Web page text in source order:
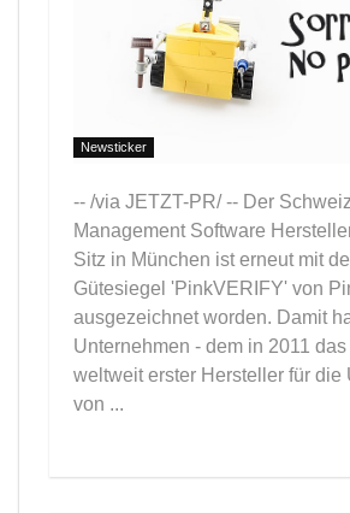
Newsticker
-- /via JETZT-PR/ -- Der
Management Software
Sitz in München ist erneut mit
Gütesiegel 'PinkVERIFY' von
ausgezeichnet worden. Damit
Unternehmen - dem in 2011
weltweit erster Hersteller für die
von ...